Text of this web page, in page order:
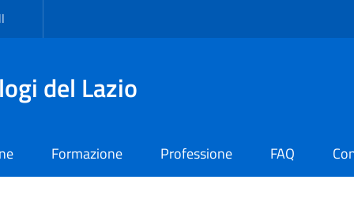
del Lazio
Formazione Professione FAQ